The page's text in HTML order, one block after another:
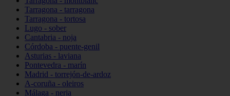
Tarragona - tarragona
Tarragona - tortosa
Lugo - sober
Cantabria - noja
Córdoba - puente-genil
Asturias - laviana
Pontevedra - marín
Madrid - torrejón-de-ardoz
A-coruña - oleiros
Málaga - nerja